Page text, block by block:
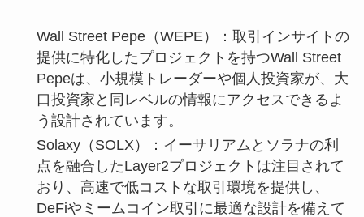
Wall Street Pepe（WEPE）：取引インサイトの
提供に特化したプロジェクトを持つWall Street
Pepeは、小規模トレーダーや個人投資家が、大
口投資家と同レベルの情報にアクセスできるよ
う設計されています。
Solaxy（SOLX）：イーサリアムとソラナの利
点を融合したLayer2プロジェクトは注目されて
おり、高速で低コストな取引環境を提供し、
DeFiやミームコイン取引に最適な設計を備えて